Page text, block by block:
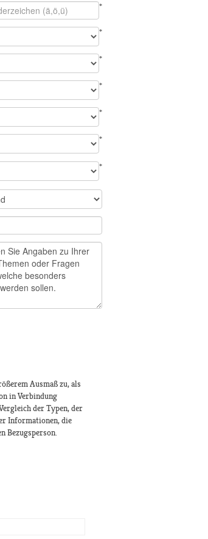
*
*
*
*
*
*
*
Ausmaß zu, als
in Verbindung
der Typen, der
Informationen, die
Bezugsperson.